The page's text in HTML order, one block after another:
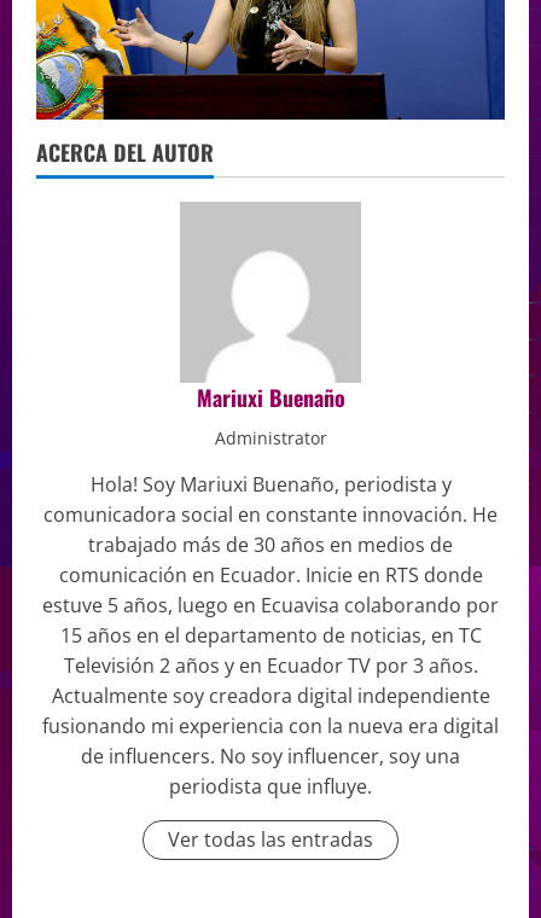
ACERCA DEL AUTOR
Mariuxi Buenaño
Administrator
Hola! Soy Mariuxi Buenaño, periodista y
comunicadora social en constante innovación. He
trabajado más de 30 años en medios de
comunicación en Ecuador. Inicie en RTS donde
estuve 5 años, luego en Ecuavisa colaborando por
15 años en el departamento de noticias, en TC
Televisión 2 años y en Ecuador TV por 3 años.
Actualmente soy creadora digital independiente
fusionando mi experiencia con la nueva era digital
de influencers. No soy influencer, soy una
periodista que influye.
Ver todas las entradas